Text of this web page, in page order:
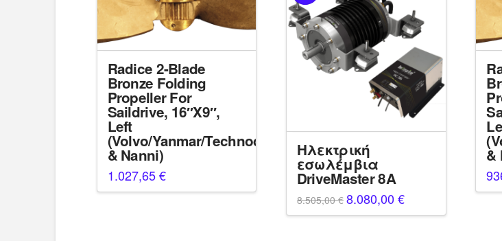
Radice 2-Blade
Bronze Folding
Propeller For
Saildrive, 16″X9″,
Left
(Volvo/Yanmar/Technodrive
& Nanni)
1.027,65€
Ηλεκτρική
εσωλέμβια
DriveMaster 8A
8.505,00€ Original
price
was:
8.080,00€Η
τρέχουσα
τιμή
&